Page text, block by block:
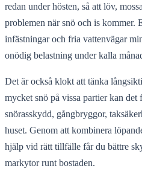
redan under hösten, så att löv,
problemen när snö och is kommer.
infästningar och fria vattenvägar
onödig belastning under kalla
Det är också klokt att tänka
mycket snö på vissa partier kan det
snörasskydd, gångbryggor,
huset. Genom att kombinera
hjälp vid rätt tillfälle får du bättre
markytor runt bostaden.